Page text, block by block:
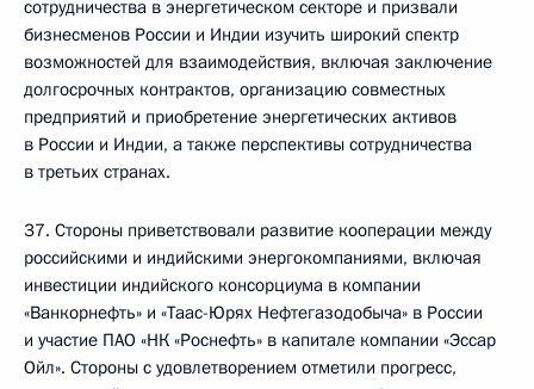
сотрудничества в энергетическом секторе и призвали
бизнесменов России и Индии изучить широкий спектр
возможностей для взаимодействия, включая заключение
долгосрочных контрактов, организацию совместных
предприятий и приобретение энергетических активов
в России и Индии, а также перспективы сотрудничества
в третьих странах.
37. Стороны приветствовали развитие кооперации между
российскими и индийскими энергокомпаниями, включая
инвестиции индийского консорциума в компании
«Ванкорнефть» и «Таас-Юрях Нефтегазодобыча» в России
и участие ПАО «НК «Роснефть» в капитале компании «Эссар
Ойл». Стороны с удовлетворением отметили прогресс,